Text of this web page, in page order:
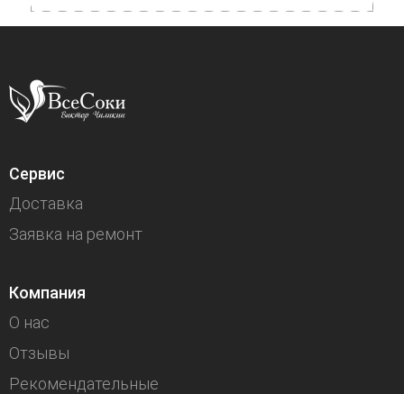
Сервис
Доставка
Заявка на ремонт
Компания
О нас
Отзывы
Рекомендательные